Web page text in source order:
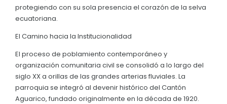
Plan de desarrollo y Ordenamiento Territorial -
Plan Anual Contratación - PAC
Plan Operativo Anual - POA
Convenios Institucionales
PRESUPUESTO: EJECUCIÓN Y REPORTES
protegiendo con su sola presencia el corazón de la selva
ecuatoriana.
El Camino hacia la Institucionalidad
El proceso de poblamiento contemporáneo y
organización comunitaria civil se consolidó a lo largo del
siglo XX a orillas de las grandes arterias fluviales. La
parroquia se integró al devenir histórico del Cantón
Aguarico, fundado originalmente en la década de 1920.